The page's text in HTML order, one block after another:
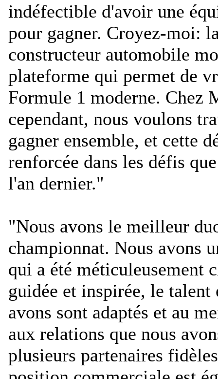
indéfectible d'avoir une
pour gagner. Croyez-moi:
constructeur automobile
plateforme qui permet de
Formule 1 moderne. Chez
cependant, nous voulons
gagner ensemble, et cette
renforcée dans les défis
l'an dernier."
"Nous avons le meilleur
championnat. Nous avons
qui a été méticuleusement
guidée et inspirée, le talent
avons sont adaptés et au
aux relations que nous
plusieurs partenaires